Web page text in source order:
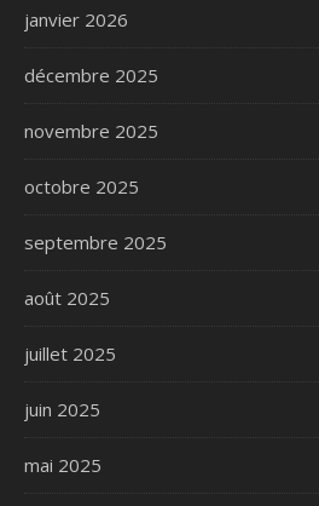
janvier 2026
décembre 2025
novembre 2025
octobre 2025
septembre 2025
août 2025
juillet 2025
juin 2025
mai 2025